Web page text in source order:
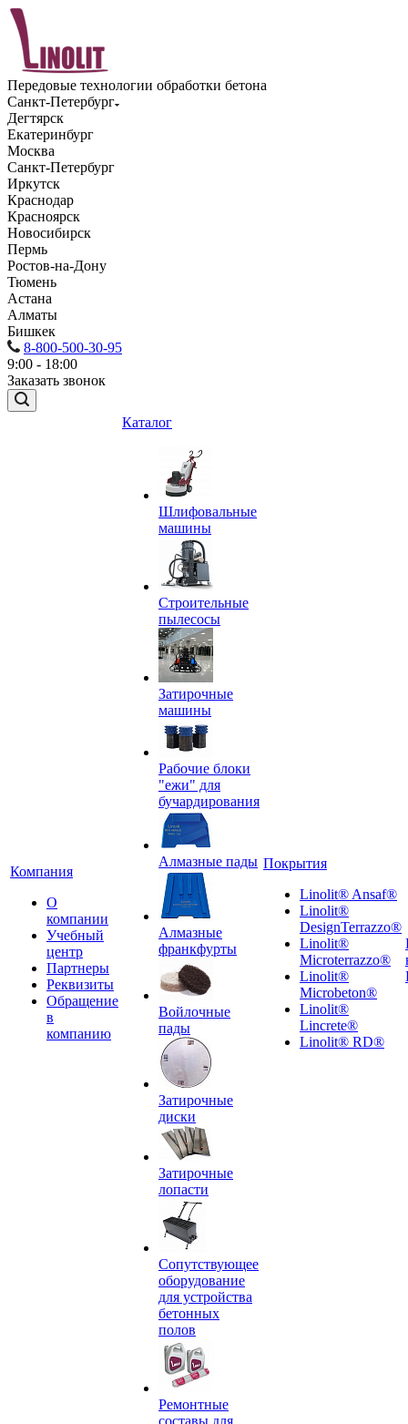
Передовые технологии обработки бетона
Санкт-Петербург
Дегтярск
Екатеринбург
Москва
Санкт-Петербург
Иркутск
Краснодар
Красноярск
Новосибирск
Пермь
Ростов-на-Дону
Тюмень
Астана
Алматы
Бишкек
8-800-500-30-95
9:00 - 18:00
Заказать звонок
Компания
О
компании
Учебный
центр
Партнеры
Реквизиты
Обращение
в
компанию
Каталог
Шлифовальные
машины
Строительные
пылесосы
Затирочные
машины
Рабочие блоки
"ежи" для
бучардирования
Алмазные пады
Алмазные
франкфурты
Войлочные
пады
Затирочные
диски
Затирочные
лопасти
Сопутствующее
оборудование
для устройства
бетонных
полов
Ремонтные
составы для
Покрытия
Linolit® Ansaf®
Linolit®
DesignTerrazzo®
Linolit®
Microterrazzo®
Linolit®
Microbeton®
Linolit®
Lincrete®
Linolit® RD®